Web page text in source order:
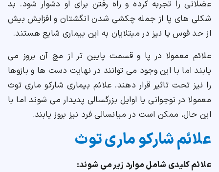
عضلانی را تجربه کرده و راه رفتن برای او دشوار شود. بد
شکلی های پا از جمله چکشی شدن انگشتان و افزایش بیش
از حد قوس پا نیز در مبتلایان به این بیماری شایع هستند.
علائم معمولا در پا و قسمت پایین تر از مچ آن بروز می
یابند اما با این وجود می توانند در نهایت دست ها و بازوها
را نیز تحت تاثیر قرار دهند. علائم بیماری شارکو ماری توث
معمولا در نوجوانی یا اوایل بزرگسالی پدیدار می شوند اما با
این حال، ممکن است در میانسالی فرد نیز بروز یابند.
علائم شارکو ماری توث
علائم کلیدی شامل موارد زیر می شوند: